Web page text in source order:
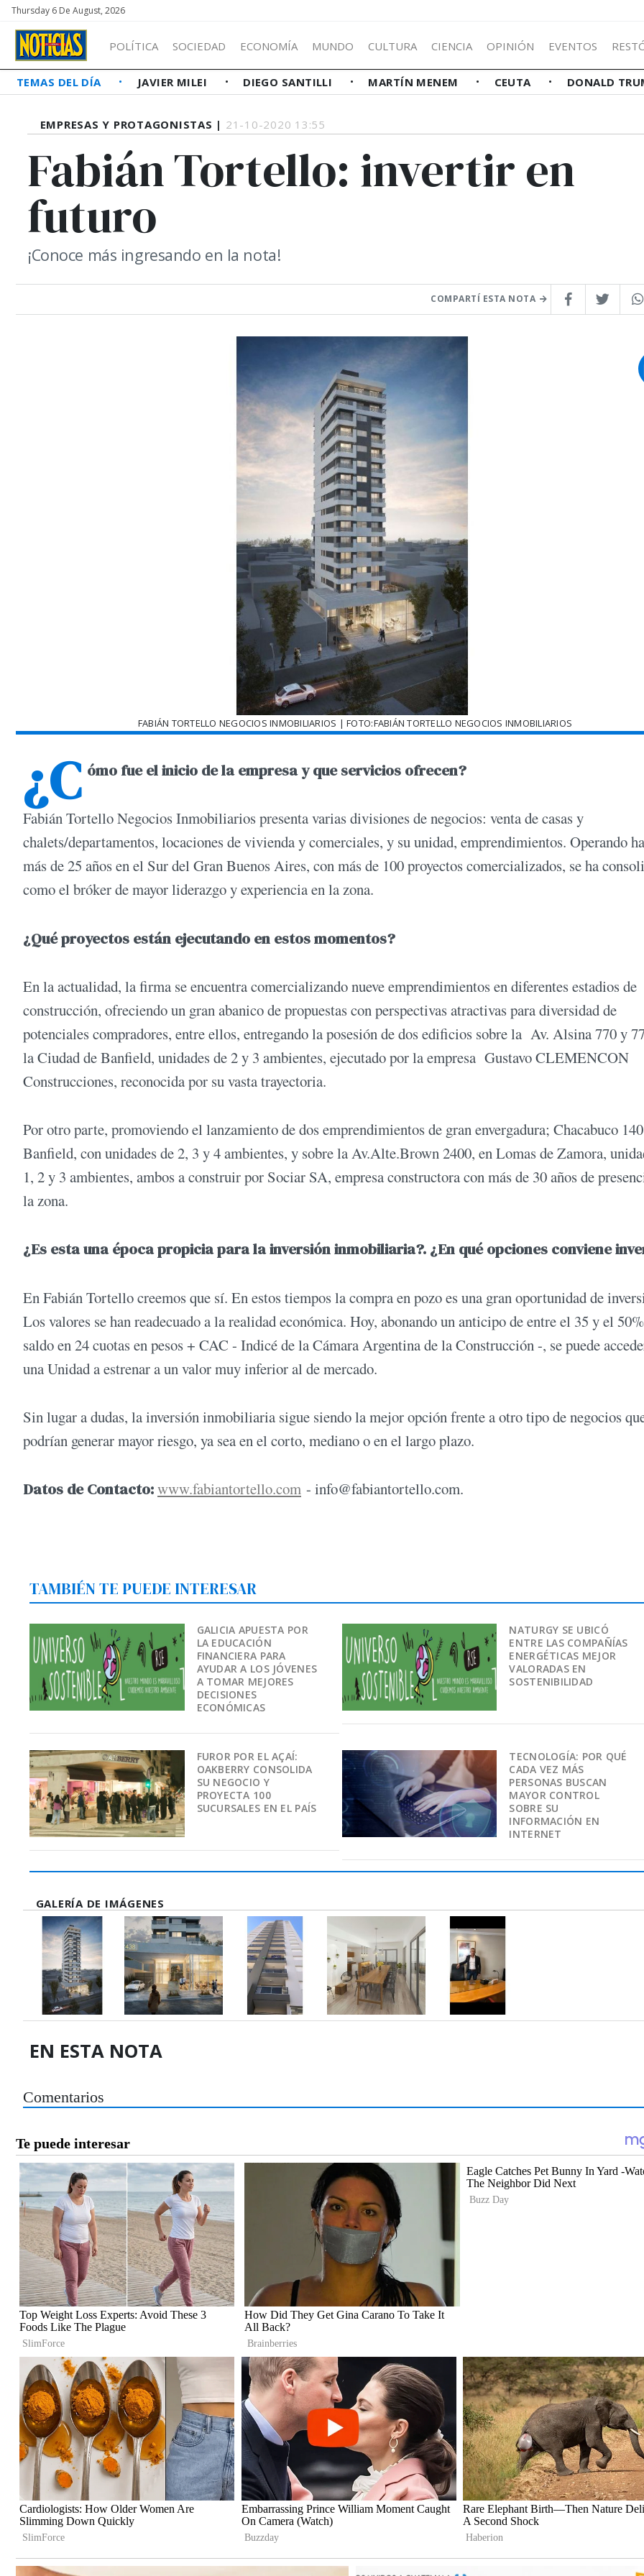
Thursday 6 De August, 2026
POLÍTICA SOCIEDAD ECONOMÍA MUNDO CULTURA CIENCIA OPINIÓN EVENTOS
TEMAS DEL DÍA JAVIER MILEI DIEGO SANTILLI MARTÍN MENEM CEUTA DONALD
EMPRESAS Y PROTAGONISTAS | 21-10-2020 13:55
Fabián Tortello: invertir en
futuro
¡Conoce más ingresando en la nota!
COMPARTÍ ESTA NOTA
FABIÁN TORTELLO NEGOCIOS INMOBILIARIOS | FOTO:FABIÁN TORTELLO NEGOCIOS INMOBILIARIOS
¿C ómo fue el inicio de la empresa y que servicios ofrecen?
Fabián Tortello Negocios Inmobiliarios presenta varias divisiones de negocios: venta de casas y
chalets/departamentos, locaciones de vivienda y comerciales, y su unidad, emprendimientos. Operando
más de 25 años en el Sur del Gran Buenos Aires, con más de 100 proyectos comercializados, se ha
como el bróker de mayor liderazgo y experiencia en la zona.
¿Qué proyectos están ejecutando en estos momentos?
En la actualidad, la firma se encuentra comercializando nueve emprendimientos en diferentes estadios de
construcción, ofreciendo un gran abanico de propuestas con perspectivas atractivas para diversidad de
potenciales compradores, entre ellos, entregando la posesión de dos edificios sobre la Av. Alsina 770 y
la Ciudad de Banfield, unidades de 2 y 3 ambientes, ejecutado por la empresa Gustavo CLEMENCON
Construcciones, reconocida por su vasta trayectoria.
Por otro parte, promoviendo el lanzamiento de dos emprendimientos de gran envergadura; Chacabuco 140
Banfield, con unidades de 2, 3 y 4 ambientes, y sobre la Av.Alte.Brown 2400, en Lomas de Zamora,
1, 2 y 3 ambientes, ambos a construir por Sociar SA, empresa constructora con más de 30 años de
la zona.
¿Es esta una época propicia para la inversión inmobiliaria?. ¿En qué opciones conviene
En Fabián Tortello creemos que sí. En estos tiempos la compra en pozo es una gran oportunidad de
Los valores se han readecuado a la realidad económica. Hoy, abonando un anticipo de entre el 35 y el
saldo en 24 cuotas en pesos + CAC - Indicé de la Cámara Argentina de la Construcción -, se puede
una Unidad a estrenar a un valor muy inferior al de mercado.
Sin lugar a dudas, la inversión inmobiliaria sigue siendo la mejor opción frente a otro tipo de negocios
podrían generar mayor riesgo, ya sea en el corto, mediano o en el largo plazo.
Datos de Contacto:www.fabiantortello.com - info@fabiantortello.com.
TAMBIÉN TE PUEDE INTERESAR
GALICIA APUESTA POR
LA EDUCACIÓN
FINANCIERA PARA
AYUDAR A LOS JÓVENES
A TOMAR MEJORES
DECISIONES
ECONÓMICAS
NATURGY SE UBICÓ
ENTRE LAS COMPAÑÍAS
ENERGÉTICAS MEJOR
VALORADAS EN
SOSTENIBILIDAD
FUROR POR EL AÇAÍ:
OAKBERRY CONSOLIDA
SU NEGOCIO Y
PROYECTA 100
SUCURSALES EN EL PAÍS
TECNOLOGÍA: POR QUÉ
CADA VEZ MÁS
PERSONAS BUSCAN
MAYOR CONTROL
SOBRE SU
INFORMACIÓN EN
INTERNET
GALERÍA DE IMÁGENES
EN ESTA NOTA
Comentarios